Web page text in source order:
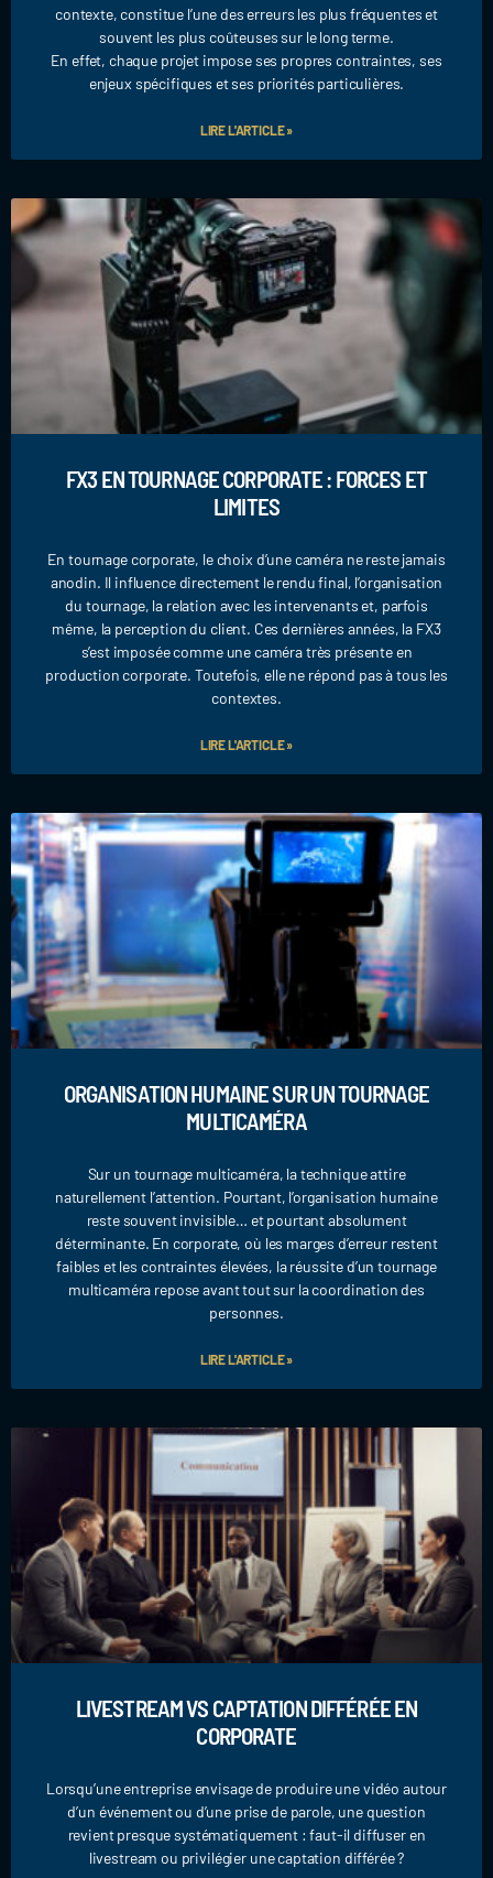
contexte, constitue l’une des erreurs les plus fréquentes et
souvent les plus coûteuses sur le long terme.
En effet, chaque projet impose ses propres contraintes, ses
enjeux spécifiques et ses priorités particulières.
LIRE L'ARTICLE »
FX3 EN TOURNAGE CORPORATE : FORCES ET
LIMITES
En tournage corporate, le choix d’une caméra ne reste jamais
anodin. Il influence directement le rendu final, l’organisation
du tournage, la relation avec les intervenants et, parfois
même, la perception du client. Ces dernières années, la FX3
s’est imposée comme une caméra très présente en
production corporate. Toutefois, elle ne répond pas à tous les
contextes.
LIRE L'ARTICLE »
ORGANISATION HUMAINE SUR UN TOURNAGE
MULTICAMÉRA
Sur un tournage multicaméra, la technique attire
naturellement l’attention. Pourtant, l’organisation humaine
reste souvent invisible… et pourtant absolument
déterminante. En corporate, où les marges d’erreur restent
faibles et les contraintes élevées, la réussite d’un tournage
multicaméra repose avant tout sur la coordination des
personnes.
LIRE L'ARTICLE »
LIVESTREAM VS CAPTATION DIFFÉRÉE EN
CORPORATE
Lorsqu’une entreprise envisage de produire une vidéo autour
d’un événement ou d’une prise de parole, une question
revient presque systématiquement : faut-il diffuser en
livestream ou privilégier une captation différée ?